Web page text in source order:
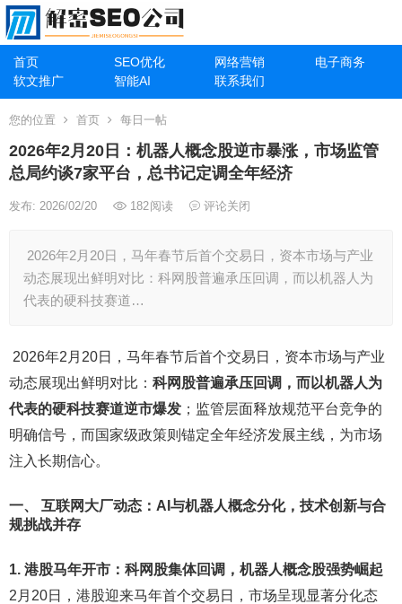
首页 SEO优化 网络营销
电子商务
软文推广
智能AI 联系我们
您的位置 首页 每日一帖
2026年2月20日：机器人概念股逆市暴涨，市场监管
总局约谈7家平台，总书记定调全年经济
发布: 2026/02/20 182阅读 评论关闭
2026年2月20日，马年春节后首个交易日，资本市场与产业
动态展现出鲜明对比：科网股普遍承压回调，而以机器人为
代表的硬科技赛道…
2026年2月20日，马年春节后首个交易日，资本市场与产业
动态展现出鲜明对比： 科网股普遍承压回调，而以机器人为
代表的硬科技赛道逆市爆发 ；监管层面释放规范平台竞争的
明确信号，而国家级政策则锚定全年经济发展主线，为市场
注入长期信心。
一、 互联网大厂动态：AI与机器人概念分化，技术创新与合
规挑战并存
1. 港股马年开市：科网股集体回调，机器人概念股强势崛起
2月20日，港股迎来马年首个交易日，市场呈现显著分化态